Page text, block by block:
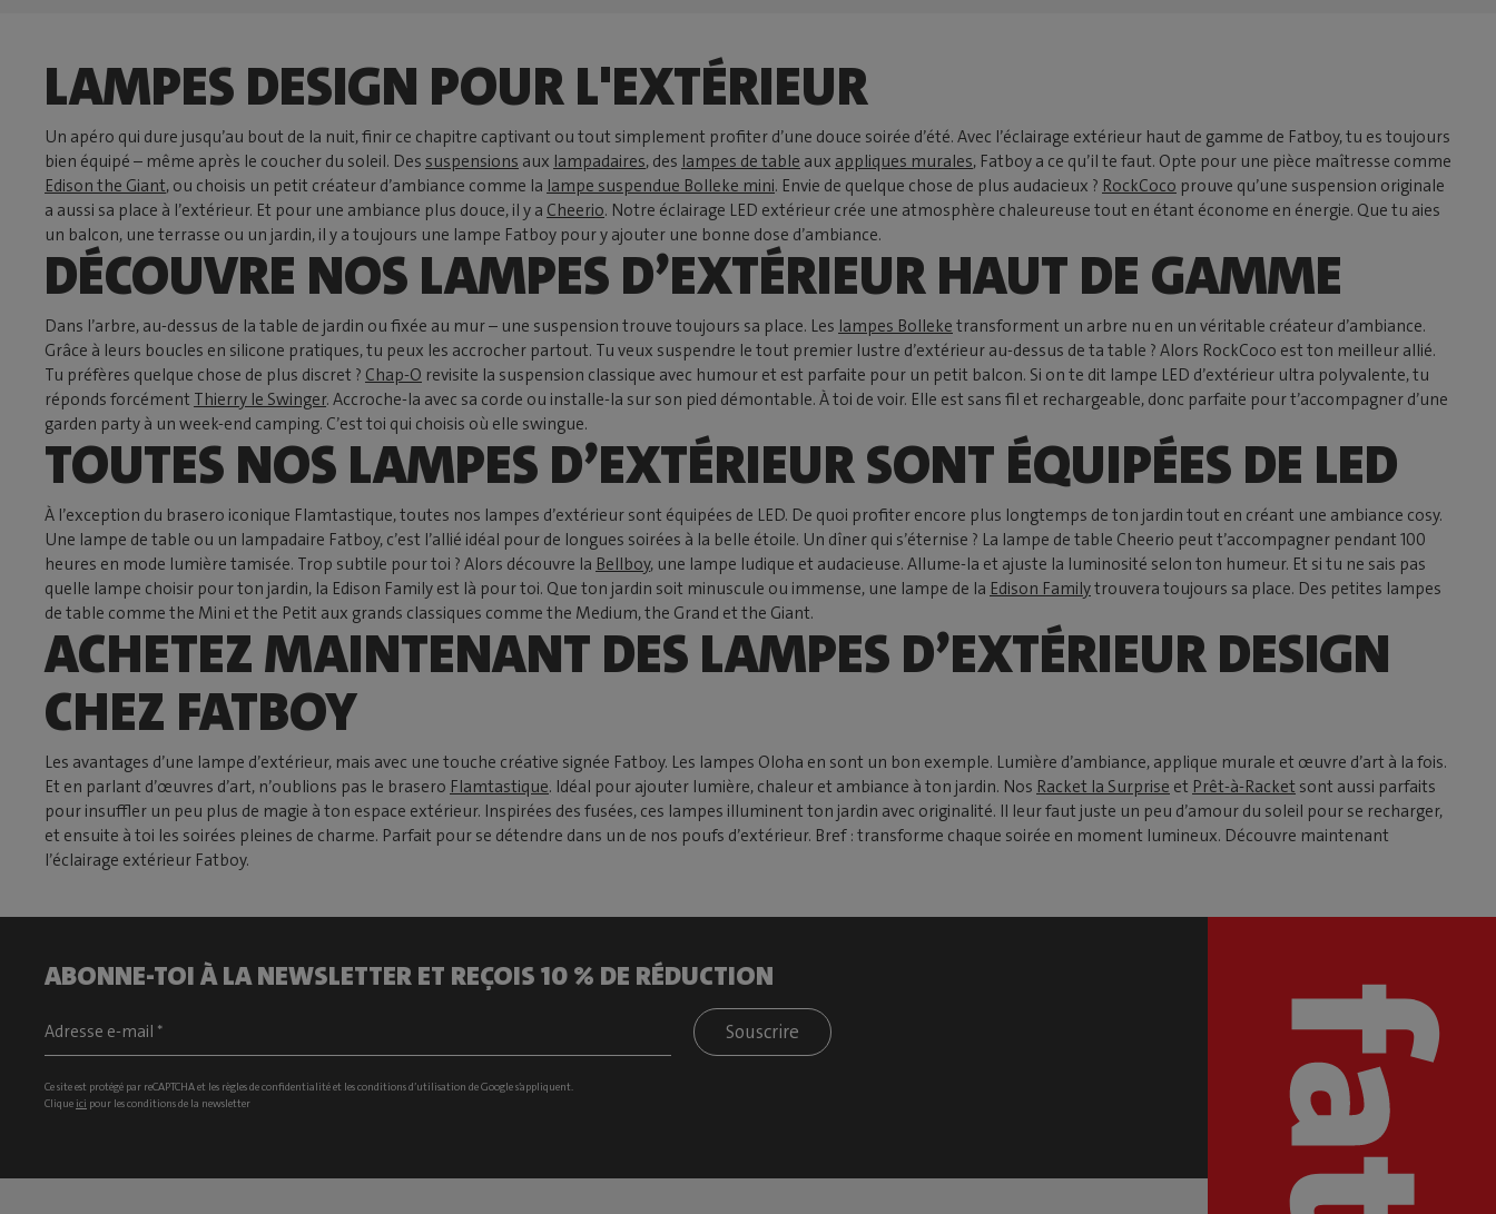
LAMPES DESIGN POUR L'EXTÉRIEUR
Un apéro qui dure jusqu’au bout de la nuit, finir ce chapitre captivant ou tout simplement profiter d’une douce soirée d’été. Avec l’éclairage extérieur haut de gamme de Fatboy, tu es toujours
bien équipé – même après le coucher du soleil. Des suspensions aux lampadaires, des lampes de table aux appliques murales, Fatboy a ce qu’il te faut. Opte pour une pièce maîtresse comme
Edison the Giant, ou choisis un petit créateur d’ambiance comme la lampe suspendue Bolleke mini. Envie de quelque chose de plus audacieux ? RockCoco prouve qu’une suspension originale
a aussi sa place à l’extérieur. Et pour une ambiance plus douce, il y a Cheerio. Notre éclairage LED extérieur crée une atmosphère chaleureuse tout en étant économe en énergie. Que tu aies
un balcon, une terrasse ou un jardin, il y a toujours une lampe Fatboy pour y ajouter une bonne dose d’ambiance.
DÉCOUVRE NOS LAMPES D’EXTÉRIEUR HAUT DE GAMME
Dans l’arbre, au-dessus de la table de jardin ou fixée au mur – une suspension trouve toujours sa place. Les lampes Bolleke transforment un arbre nu en un véritable créateur d’ambiance.
Grâce à leurs boucles en silicone pratiques, tu peux les accrocher partout. Tu veux suspendre le tout premier lustre d’extérieur au-dessus de ta table ? Alors RockCoco est ton meilleur allié.
Tu préfères quelque chose de plus discret ? Chap-O revisite la suspension classique avec humour et est parfaite pour un petit balcon. Si on te dit lampe LED d’extérieur ultra polyvalente, tu
réponds forcément Thierry le Swinger. Accroche-la avec sa corde ou installe-la sur son pied démontable. À toi de voir. Elle est sans fil et rechargeable, donc parfaite pour t’accompagner d’une
garden party à un week-end camping. C’est toi qui choisis où elle swingue.
TOUTES NOS LAMPES D’EXTÉRIEUR SONT ÉQUIPÉES DE LED
À l’exception du brasero iconique Flamtastique, toutes nos lampes d’extérieur sont équipées de LED. De quoi profiter encore plus longtemps de ton jardin tout en créant une ambiance cosy.
Une lampe de table ou un lampadaire Fatboy, c’est l’allié idéal pour de longues soirées à la belle étoile. Un dîner qui s’éternise ? La lampe de table Cheerio peut t’accompagner pendant 100
heures en mode lumière tamisée. Trop subtile pour toi ? Alors découvre la Bellboy, une lampe ludique et audacieuse. Allume-la et ajuste la luminosité selon ton humeur. Et si tu ne sais pas
quelle lampe choisir pour ton jardin, la Edison Family est là pour toi. Que ton jardin soit minuscule ou immense, une lampe de la Edison Familytrouvera toujours sa place. Des petites lampes
de table comme the Mini et the Petit aux grands classiques comme the Medium, the Grand et the Giant.
ACHETEZ MAINTENANT DES LAMPES D’EXTÉRIEUR DESIGN
CHEZ FATBOY
Les avantages d’une lampe d’extérieur, mais avec une touche créative signée Fatboy. Les lampes Oloha en sont un bon exemple. Lumière d’ambiance, applique murale et œuvre d’art à la fois.
Et en parlant d’œuvres d’art, n’oublions pas le brasero Flamtastique. Idéal pour ajouter lumière, chaleur et ambiance à ton jardin. Nos Racket la Surprise et Prêt-à-Racket sont aussi parfaits
pour insuffler un peu plus de magie à ton espace extérieur. Inspirées des fusées, ces lampes illuminent ton jardin avec originalité. Il leur faut juste un peu d’amour du soleil pour se recharger,
et ensuite à toi les soirées pleines de charme. Parfait pour se détendre dans un de nos poufs d’extérieur. Bref : transforme chaque soirée en moment lumineux. Découvre maintenant
l’éclairage extérieur Fatboy.
ABONNE-TOI À LA NEWSLETTER ET REÇOIS 10 % DE RÉDUCTION
Souscrire
Ce site est protégé par reCAPTCHA et les règles de confidentialitéet lesconditions d’utilisation de Google s’appliquent.
Clique ici pour les conditions de la newsletter